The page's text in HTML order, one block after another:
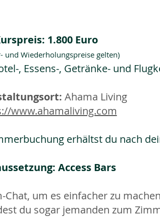
1.800 Euro
und Wiederholungspreise gelten)
, Essens-, Getränke- und
Ahama Living
www.ahamaliving.com
erhältst du nach
Access Bars
um es einfacher zu
du sogar jemanden zum